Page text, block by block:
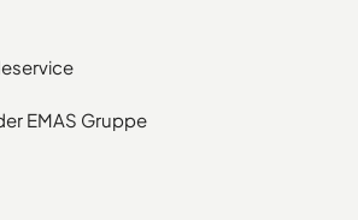
EMAS Gruppe